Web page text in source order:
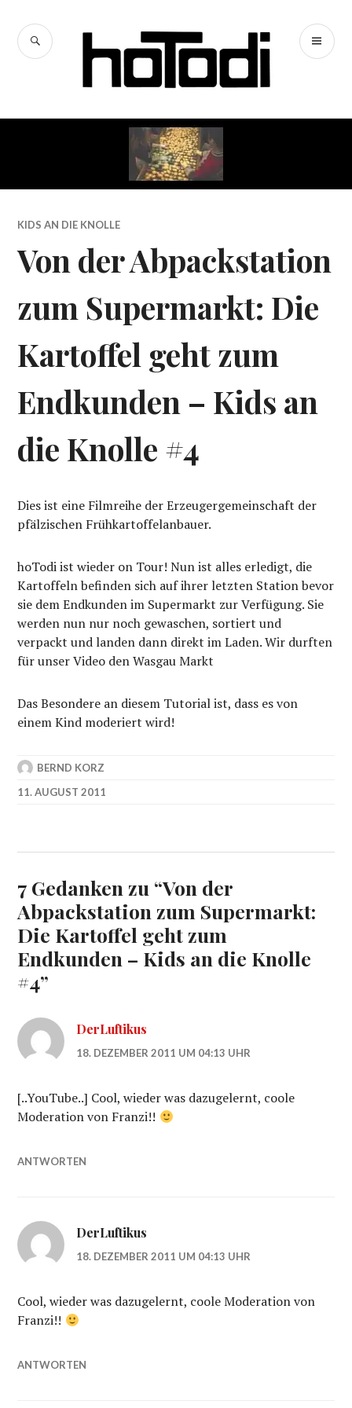
Inhalt
springen
hoTodi
SUCHE
KIDS AN DIE KNOLLE
Von der Abpackstation
zum Supermarkt: Die
Kartoffel geht zum
Endkunden – Kids an
die Knolle #4
Dies ist eine Filmreihe der Erzeugergemeinschaft der
pfälzischen Frühkartoffelanbauer.
hoTodi ist wieder on Tour! Nun ist alles erledigt, die
Kartoffeln befinden sich auf ihrer letzten Station bevor
sie dem Endkunden im Supermarkt zur Verfügung. Sie
werden nun nur noch gewaschen, sortiert und
verpackt und landen dann direkt im Laden. Wir durften
für unser Video den Wasgau Markt
Das Besondere an diesem Tutorial ist, dass es von
einem Kind moderiert wird!
BERND KORZ
11. AUGUST 2011
7 Gedanken zu “Von der
Abpackstation zum Supermarkt:
Die Kartoffel geht zum
Endkunden – Kids an die Knolle
#4”
DerLuftikus
18. DEZEMBER 2011 UM 04:13 UHR
[..YouTube..] Cool, wieder was dazugelernt, coole
Moderation von Franzi!!
ANTWORTEN
DerLuftikus
18. DEZEMBER 2011 UM 04:13 UHR
Cool, wieder was dazugelernt, coole Moderation von
Franzi!!
ANTWORTEN